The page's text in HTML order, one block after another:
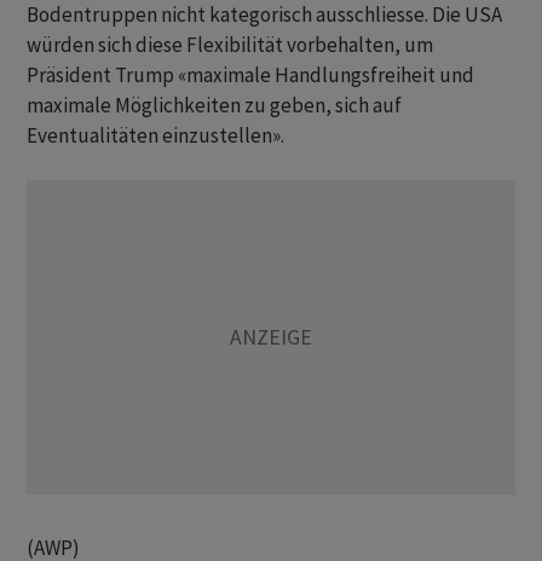
Bodentruppen nicht kategorisch ausschliesse. Die USA
würden sich diese Flexibilität vorbehalten, um
Präsident Trump «maximale Handlungsfreiheit und
maximale Möglichkeiten zu geben, sich auf
Eventualitäten einzustellen».
(AWP)